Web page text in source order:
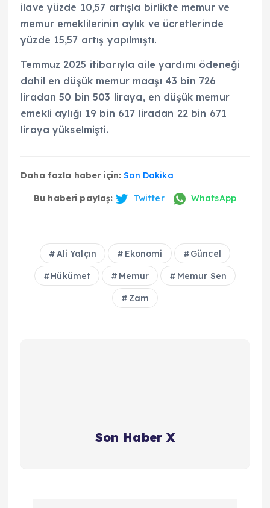
ilave yüzde 10,57 artışla birlikte memur ve
memur emeklilerinin aylık ve ücretlerinde
yüzde 15,57 artış yapılmıştı.
Temmuz 2025 itibarıyla aile yardımı ödeneği
dahil en düşük memur maaşı 43 bin 726
liradan 50 bin 503 liraya, en düşük memur
emekli aylığı 19 bin 617 liradan 22 bin 671
liraya yükselmişti.
Daha fazla haber için: Son Dakika
Bu haberi paylaş: Twitter WhatsApp
Ali Yalçın Ekonomi Güncel
Hükümet Memur Memur Sen
Zam
Son Haber X